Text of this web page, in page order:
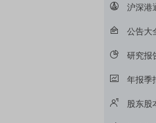
沪深港
公告大
研究报
年报季
股东股